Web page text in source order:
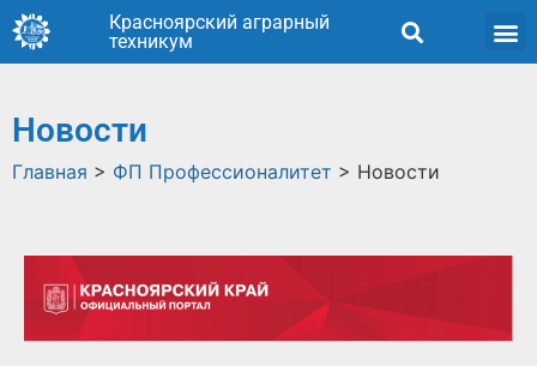
Красноярский аграрный
техникум
Новости
Главная > ФП Профессионалитет > Новости